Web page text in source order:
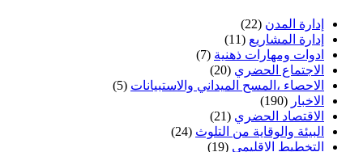
إدارة المدن (22)
إدارة المشاريع (11)
ادوات ومهارات ذهنية (7)
الاجتماع الحضري (20)
الاحصاء ،المسح الميداني والاستبيانات (5)
الاخبار (190)
الاقتصاد الحضري (21)
البيئة والوقاية من التلوث (24)
التخطيط الاقليمي (19)